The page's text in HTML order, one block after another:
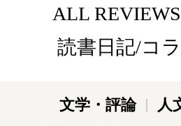
ALL
読書日記/コ
文学・評論 人